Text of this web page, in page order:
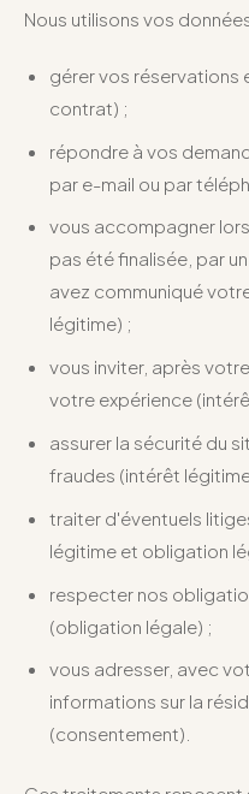
Nous utilisons vos
gérer vos réservations
contrat) ;
répondre à vos
par e-mail ou par
vous accompagner
pas été finalisée, par
avez communiqué
légitime) ;
vous inviter, après
votre expérience
assurer la sécurité du
fraudes (intérêt
traiter d'éventuels
légitime et obligation
respecter nos
(obligation légale) ;
vous adresser, avec
informations sur la
(consentement).